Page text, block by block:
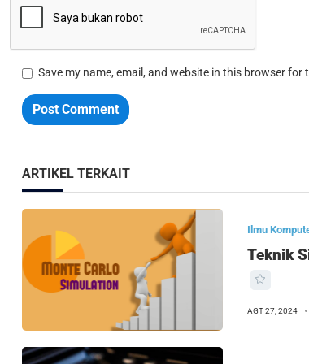
Save my name, email, and website in this browser for
Post Comment
ARTIKEL TERKAIT
Ilmu
Teknik
AGT 27, 2024